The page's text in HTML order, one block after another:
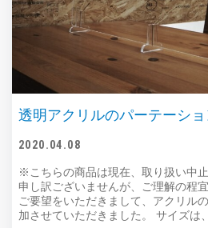
透明アクリルのパーテーショ
2020.04.08
※こちらの商品は現在、取り扱い中
申し訳ございませんが、ご理解の程
ご要望をいただきまして、アクリル
加させていただきました。 サイズは